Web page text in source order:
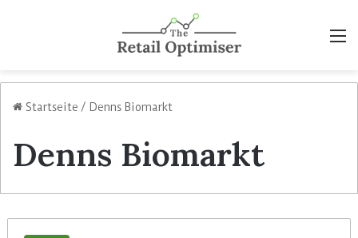
Startseite / Denns Biomarkt
Denns Biomarkt